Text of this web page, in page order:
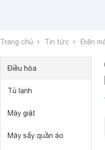
Trang chủ Tin tức Điện
Điều hòa
Tủ lạnh
Máy giặt
Máy sấy quần áo